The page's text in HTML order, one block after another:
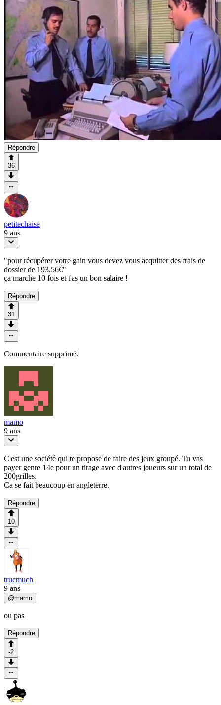
Répondre
36
petitechaise
9 ans
"pour récupérer votre gain vous devez vous acquitter des frais de
dossier de 193,56€"
ça marche 10 fois et t'as un bon salaire !
Répondre
31
Commentaire supprimé.
mamo
9 ans
C'est une société qui te propose de faire des jeux groupé. Tu vas
payer genre 14e pour un tirage avec d'autres joueurs sur un total de
200grilles.
Ca se fait beaucoup en angleterre.
Répondre
10
trucmuch
9 ans
@mamo
ou pas
Répondre
-2